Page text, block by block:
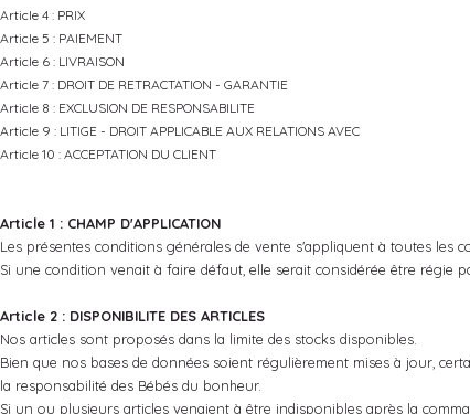
Article 4 : PRIX
Article 5 : PAIEMENT
Article 6 : LIVRAISON
Article 7 : DROIT DE RETRACTATION - GARANTIE
Article 8 : EXCLUSION DE RESPONSABILITE
Article 9 : LITIGE - DROIT APPLICABLE AUX RELATIONS AVEC
Article 10 : ACCEPTATION DU CLIENT
Article 1 : CHAMP D'APPLICATION
Les présentes conditions générales de vente s'appliquent à toutes les
Si une condition venait à faire défaut, elle serait considérée être régie
Article 2 : DISPONIBILITE DES ARTICLES
Nos articles sont proposés dans la limite des stocks disponibles.
Bien que nos bases de données soient régulièrement mises à jour,
la responsabilité des Bébés du bonheur.
Si un ou plusieurs articles venaient à être indisponibles après la